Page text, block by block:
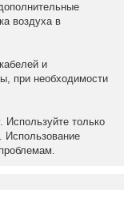
воздуха в
и
при необходимости
Используйте только
Использование